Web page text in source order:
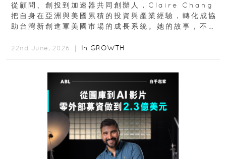
從顧問、創投到加速器共同創辦人，Claire Chang
把自身在亞洲與美國累積的投資與產業經驗，轉化成協
助台灣新創進軍美國市場的成長系統。她的故事，不只
22nd June, 2026 ｜ In GROWTH